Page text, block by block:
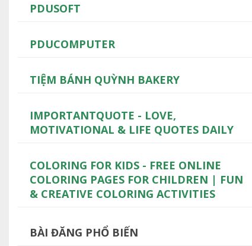
PDUSOFT
PDUCOMPUTER
TIỆM BÁNH QUỲNH BAKERY
IMPORTANTQUOTE - LOVE,
MOTIVATIONAL & LIFE QUOTES DAILY
COLORING FOR KIDS - FREE ONLINE
COLORING PAGES FOR CHILDREN | FUN
& CREATIVE COLORING ACTIVITIES
BÀI ĐĂNG PHỔ BIẾN